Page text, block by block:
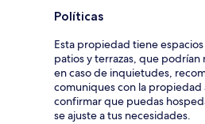
Políticas
Esta propiedad tiene
patios y terrazas, que podrían
en caso de inquietudes,
comuniques con la
confirmar que puedas
se ajuste a tus necesidades.